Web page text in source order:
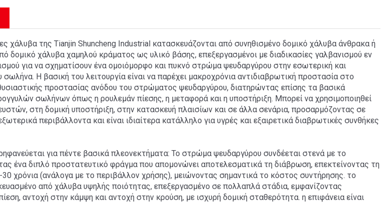
χάλυβα της Tianjin Shuncheng Industrial κατασκευάζονται από συνηθισμένο δομικό χάλυβα άνθρακα ή
δομικό χάλυβα χαμηλού κράματος ως υλικό βάσης, επεξεργασμένοι με διαδικασίες γαλβανισμού εν
για να σχηματίσουν ένα ομοιόμορφο και πυκνό στρώμα ψευδαργύρου στην εσωτερική και
σωλήνα. Η βασική του λειτουργία είναι να παρέχει μακροχρόνια αντιδιαβρωτική προστασία στο
προστασίας ανόδου του στρώματος ψευδαργύρου, διατηρώντας επίσης τα βασικά
σωλήνων όπως η ρουλεμάν πίεσης, η μεταφορά και η υποστήριξη. Μπορεί να χρησιμοποιηθεί
στη δομική υποστήριξη, στην κατασκευή πλαισίων και σε άλλα σενάρια, προσαρμόζοντας σε
περιβάλλοντα και είναι ιδιαίτερα κατάλληλο για υγρές και εξαιρετικά διαβρωτικές συνθήκες
για πέντε βασικά πλεονεκτήματα: Το στρώμα ψευδαργύρου συνδέεται στενά με το
ένα διπλό προστατευτικό φράγμα που απομονώνει αποτελεσματικά τη διάβρωση, επεκτείνοντας τη
χρόνια (ανάλογα με το περιβάλλον χρήσης), μειώνοντας σημαντικά το κόστος συντήρησης. το
από χάλυβα υψηλής ποιότητας, επεξεργασμένο σε πολλαπλά στάδια, εμφανίζοντας
αντοχή στην κάμψη και αντοχή στην κρούση, με ισχυρή δομική σταθερότητα. η επιφάνεια είναι